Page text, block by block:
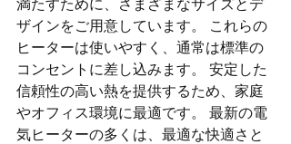
満たすために、さまざまなサイズとデ
ザインをご用意しています。 これらの
ヒーターは使いやすく、通常は標準の
コンセントに差し込みます。 安定した
信頼性の高い熱を提供するため、家庭
やオフィス環境に最適です。 最新の電
気ヒーターの多くは、最適な快適さと